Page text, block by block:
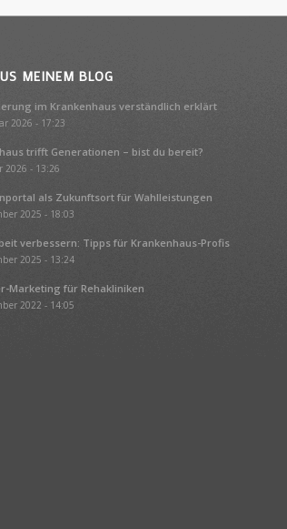
MEINEM BLOG
im Krankenhaus verständlich erklärt
2026 - 17:23
trifft Generationen – bist du bereit?
2026 - 13:26
als Zukunftsort für Wahlleistungen
2025 - 18:03
verbessern: Tipps für Krankenhaus-Profis
2025 - 13:24
Marketing für Rehakliniken
2022 - 14:05